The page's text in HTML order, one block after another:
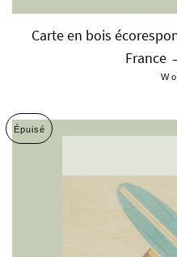
Carte en bois
France
Épuisé